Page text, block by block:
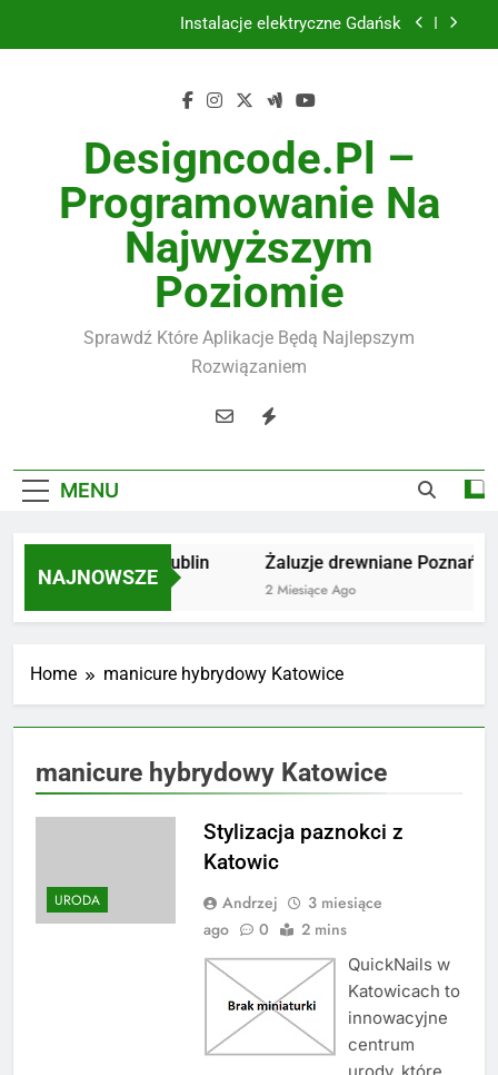
Instalacje elektryczne Gdańsk
Żaluzje drewniane Poznań
Instalacje elektryczne Gdańsk
Wysokiej jakości spławik elektryczny
Designcode.pl –
Programowanie Na
Najwyższym
Poziomie
Sprawdź Które Aplikacje Będą Najlepszym
Rozwiązaniem
MENU
NAJNOWSZE
odpadów Lublin
Ago
Żaluzje drewniane Poznań
2 Miesiące Ago
Home manicure hybrydowy Katowice
manicure hybrydowy Katowice
URODA
Stylizacja paznokci z
Katowic
Andrzej
3 miesiące
ago
0 2 mins
QuickNails w
Katowicach to
innowacyjne
centrum